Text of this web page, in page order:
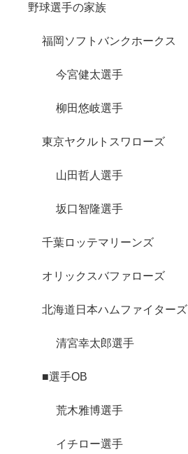
野球選手の家族
福岡ソフトバンクホークス
今宮健太選手
柳田悠岐選手
東京ヤクルトスワローズ
山田哲人選手
坂口智隆選手
千葉ロッテマリーンズ
オリックスバファローズ
北海道日本ハムファイターズ
清宮幸太郎選手
■選手OB
荒木雅博選手
イチロー選手